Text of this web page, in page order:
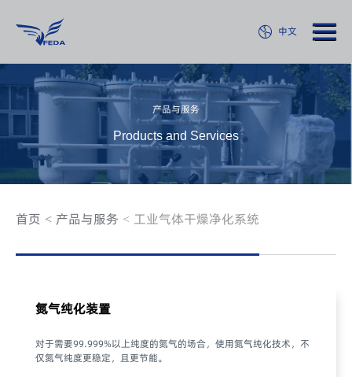
中文
产品与服务
Products and Services
首页 产品与服务 工业气体干燥净化系统
氮气纯化装置
对于需要99.999%以上纯度的氮气的场合，使用氮气纯化技术，不
仅氮气纯度更稳定，且更节能。